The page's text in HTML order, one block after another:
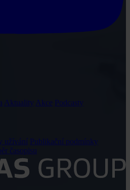
Aktuality Akce Podcasty
užívání Publikační podmínky
časopisu